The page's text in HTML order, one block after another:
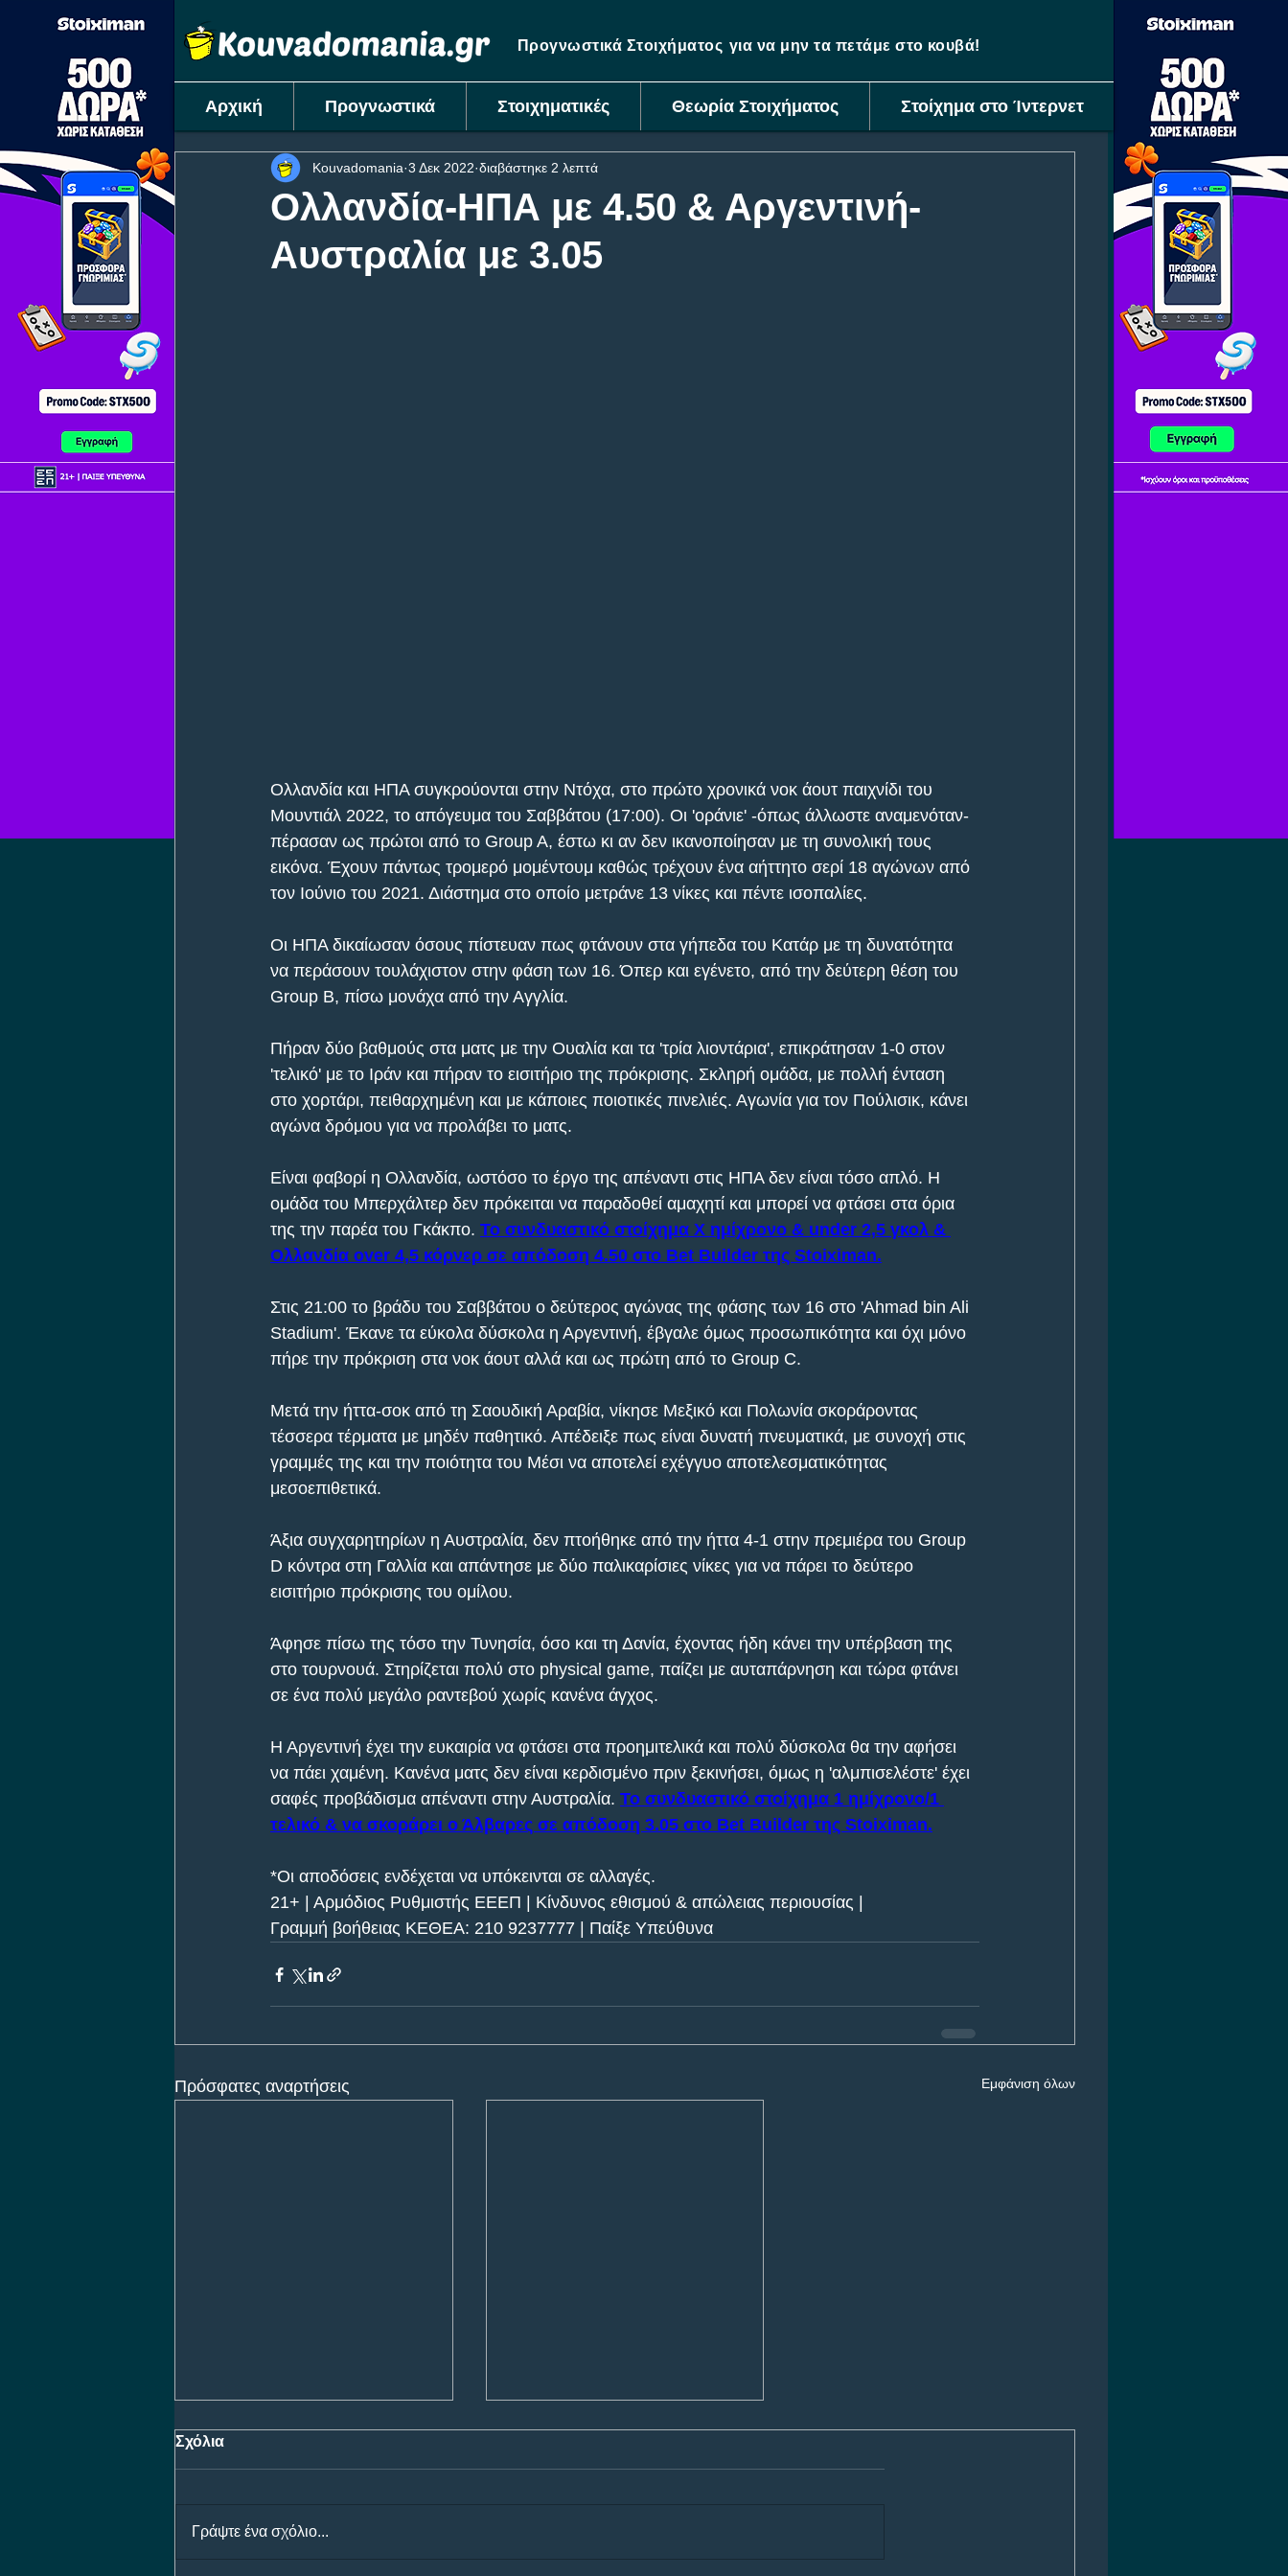
Προγνωστικά Στοιχήματος για να μην τα πετάμε στο κουβά!
Αρχική Προγνωστικά Στοιχηματικές Θεωρία Στοιχήματος Στοίχημα στο Ίντερνετ
Ολλανδία-ΗΠΑ με 4.50 & Αργεντινή-
Αυστραλία με 3.05
Kouvadomania 3 Δεκ 2022 διαβάστηκε 2 λεπτά
Ολλανδία και ΗΠΑ συγκρούονται στην Ντόχα, στο πρώτο χρονικά νοκ άουτ παιχνίδι του
Μουντιάλ 2022, το απόγευμα του Σαββάτου (17:00). Οι 'οράνιε' -όπως άλλωστε αναμενόταν-
πέρασαν ως πρώτοι από το Group A, έστω κι αν δεν ικανοποίησαν με τη συνολική τους
εικόνα. Έχουν πάντως τρομερό μομέντουμ καθώς τρέχουν ένα αήττητο σερί 18 αγώνων από
τον Ιούνιο του 2021. Διάστημα στο οποίο μετράνε 13 νίκες και πέντε ισοπαλίες.
Οι ΗΠΑ δικαίωσαν όσους πίστευαν πως φτάνουν στα γήπεδα του Κατάρ με τη δυνατότητα
να περάσουν τουλάχιστον στην φάση των 16. Όπερ και εγένετο, από την δεύτερη θέση του
Group B, πίσω μονάχα από την Αγγλία.
Πήραν δύο βαθμούς στα ματς με την Ουαλία και τα 'τρία λιοντάρια', επικράτησαν 1-0 στον
'τελικό' με το Ιράν και πήραν το εισιτήριο της πρόκρισης. Σκληρή ομάδα, με πολλή ένταση
στο χορτάρι, πειθαρχημένη και με κάποιες ποιοτικές πινελιές. Αγωνία για τον Πούλισικ, κάνει
αγώνα δρόμου για να προλάβει το ματς.
Είναι φαβορί η Ολλανδία, ωστόσο το έργο της απέναντι στις ΗΠΑ δεν είναι τόσο απλό. Η
ομάδα του Μπερχάλτερ δεν πρόκειται να παραδοθεί αμαχητί και μπορεί να φτάσει στα όρια
της την παρέα του Γκάκπο. Το συνδυαστικό στοίχημα Χ ημίχρονο & under 2,5 γκολ &
Ολλανδία over 4,5 κόρνερ σε απόδοση 4.50 στο Bet Builder της Stoiximan.
Στις 21:00 το βράδυ του Σαββάτου ο δεύτερος αγώνας της φάσης των 16 στο 'Ahmad bin Ali
Stadium'. Έκανε τα εύκολα δύσκολα η Αργεντινή, έβγαλε όμως προσωπικότητα και όχι μόνο
πήρε την πρόκριση στα νοκ άουτ αλλά και ως πρώτη από το Group C.
Μετά την ήττα-σοκ από τη Σαουδική Αραβία, νίκησε Μεξικό και Πολωνία σκοράροντας
τέσσερα τέρματα με μηδέν παθητικό. Απέδειξε πως είναι δυνατή πνευματικά, με συνοχή στις
γραμμές της και την ποιότητα του Μέσι να αποτελεί εχέγγυο αποτελεσματικότητας
μεσοεπιθετικά.
Άξια συγχαρητηρίων η Αυστραλία, δεν πτοήθηκε από την ήττα 4-1 στην πρεμιέρα του Group
D κόντρα στη Γαλλία και απάντησε με δύο παλικαρίσιες νίκες για να πάρει το δεύτερο
εισιτήριο πρόκρισης του ομίλου.
Άφησε πίσω της τόσο την Τυνησία, όσο και τη Δανία, έχοντας ήδη κάνει την υπέρβαση της
στο τουρνουά. Στηρίζεται πολύ στο physical game, παίζει με αυταπάρνηση και τώρα φτάνει
σε ένα πολύ μεγάλο ραντεβού χωρίς κανένα άγχος.
Η Αργεντινή έχει την ευκαιρία να φτάσει στα προημιτελικά και πολύ δύσκολα θα την αφήσει
να πάει χαμένη. Κανένα ματς δεν είναι κερδισμένο πριν ξεκινήσει, όμως η 'αλμπισελέστε' έχει
σαφές προβάδισμα απέναντι στην Αυστραλία. Το συνδυαστικό στοίχημα 1 ημίχρονο/1
τελικό & να σκοράρει ο Άλβαρες σε απόδοση 3.05 στο Bet Builder της Stoiximan.
*Οι αποδόσεις ενδέχεται να υπόκεινται σε αλλαγές.
21+ | Αρμόδιος Ρυθμιστής ΕΕΕΠ | Κίνδυνος εθισμού & απώλειας περιουσίας |
Γραμμή βοήθειας ΚΕΘΕΑ: 210 9237777 | Παίξε Υπεύθυνα
Πρόσφατες αναρτήσεις Εμφάνιση όλων
Σχόλια
Γράψτε ένα σχόλιο...